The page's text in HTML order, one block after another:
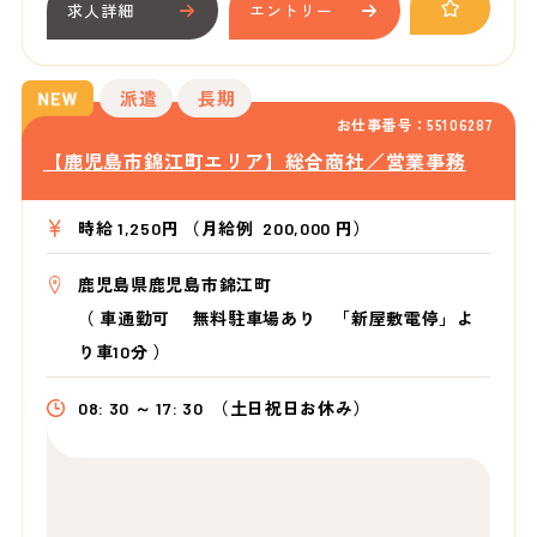
求人詳細 エントリー
お仕事番号：55106287
派遣 長期
【鹿児島市錦江町エリア】総合商社／営業事務
時給 1,250円 （月給例 200,000 円）
鹿児島県鹿児島市錦江町
（ 車通勤可 無料駐車場あり 「新屋敷電停」よ
り車10分 ）
08: 30 ～ 17: 30 （土日祝日お休み）